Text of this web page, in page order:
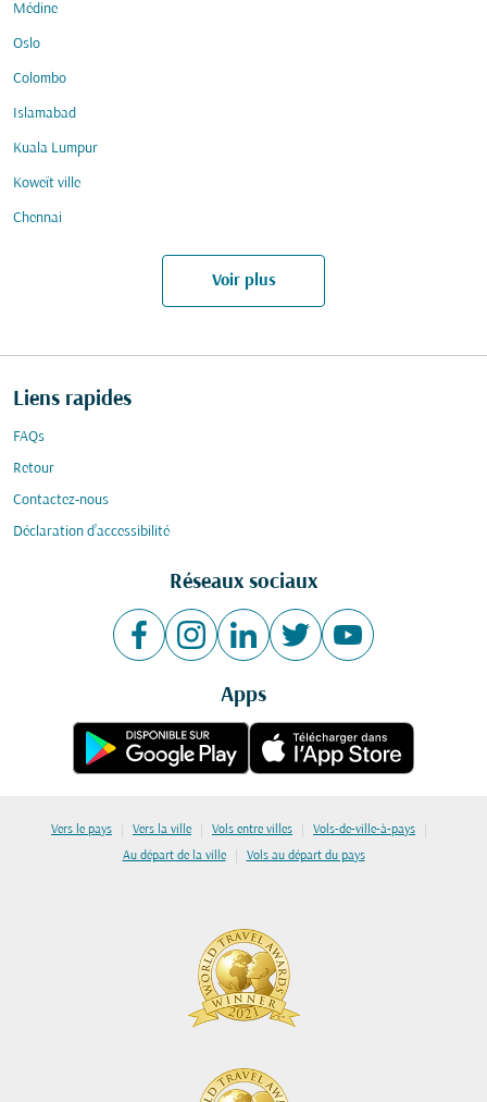
Médine
Oslo
Colombo
Islamabad
Kuala Lumpur
Koweït ville
Chennai
Voir plus
Liens rapides
FAQs
Retour
Contactez-nous
Déclaration d’accessibilité
Réseaux sociaux
Apps
Vers le pays | Vers la ville | Vols entre villes | Vols-de-ville-à-pays |
Au départ de la ville | Vols au départ du pays